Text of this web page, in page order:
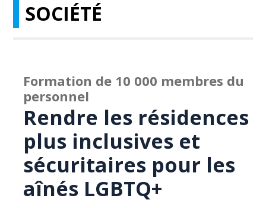
SOCIÉTÉ
Formation de 10 000 membres du
personnel
Rendre les résidences
plus inclusives et
sécuritaires pour les
aînés LGBTQ+